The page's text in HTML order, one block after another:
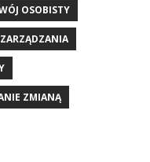
OSOBISTY
ZMIANĄ